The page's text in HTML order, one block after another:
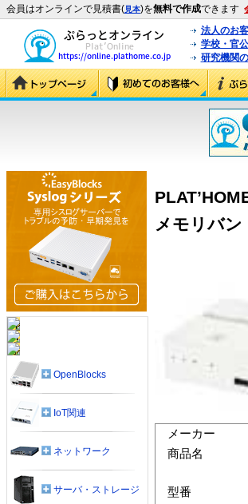
会員はオンラインで見積書(見本)を無料で作成できます
法人のお
学校・官
研究機関
メモリバ
メーカー
商品名
型番
OpenBlocks
IoT関連
ネットワーク
サーバ・ストレージ